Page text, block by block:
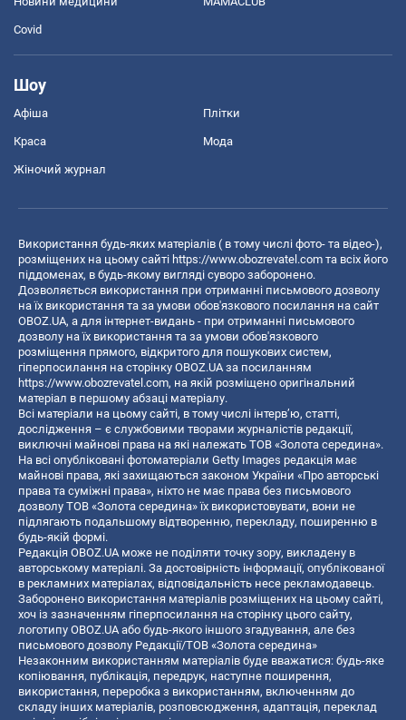
Covid
Шоу
Афіша Плітки
Краса Мода
Жіночий журнал
Використання будь-яких матеріалів ( в тому числі фото- та відео-),
розміщених на цьому сайті https://www.obozrevatel.com та всіх його
піддоменах, в будь-якому вигляді суворо заборонено.
Дозволяється використання при отриманні письмового дозволу
на їх використання та за умови обов'язкового посилання на сайт
OBOZ.UA, а для інтернет-видань - при отриманні письмового
дозволу на їх використання та за умови обов'язкового
розміщення прямого, відкритого для пошукових систем,
гіперпосилання на сторінку OBOZ.UA за посиланням
https://www.obozrevatel.com, на якій розміщено оригінальний
матеріал в першому абзаці матеріалу.
Всі матеріали на цьому сайті, в тому числі інтерв’ю, статті,
дослідження – є службовими творами журналістів редакції,
виключні майнові права на які належать ТОВ «Золота середина».
На всі опубліковані фотоматеріали Getty Images редакція має
майнові права, які захищаються законом України «Про авторські
права та суміжні права», ніхто не має права без письмового
дозволу ТОВ «Золота середина» їх використовувати, вони не
підлягають подальшому відтворенню, перекладу, поширенню в
будь-якій формі.
Редакція OBOZ.UA може не поділяти точку зору, викладену в
авторському матеріалі. За достовірність інформації, опублікованої
в рекламних матеріалах, відповідальність несе рекламодавець.
Заборонено використання матеріалів розміщених на цьому сайті,
хоч із зазначенням гіперпосилання на сторінку цього сайту,
логотипу OBOZ.UA або будь-якого іншого згадування, але без
письмового дозволу Редакції/ТОВ «Золота середина»
Незаконним використанням матеріалів буде вважатися: будь-яке
копiювання, публiкацiя, передрук, наступне поширення,
використання, переробка з використанням, включенням до
складу інших матеріалів, розповсюдження, адаптація, переклад